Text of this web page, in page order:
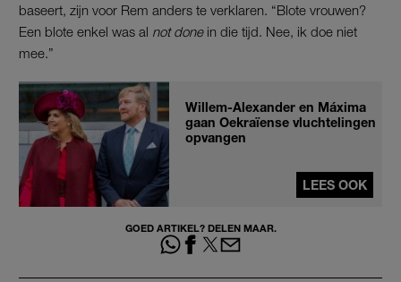
baseert, zijn voor Rem anders te verklaren. “Blote vrouwen?
Een blote enkel was al not donein die tijd. Nee, ik doe niet
mee.”
Willem-Alexander en Máxima
gaan Oekraïense vluchtelingen
opvangen
LEES OOK
GOED ARTIKEL? DELEN MAAR.